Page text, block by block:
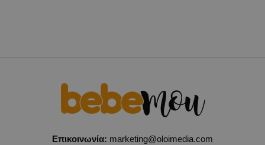
Επικοινωνία: marketing@oloimedia.com